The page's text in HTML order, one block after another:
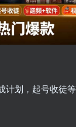
计划，起号收徒等